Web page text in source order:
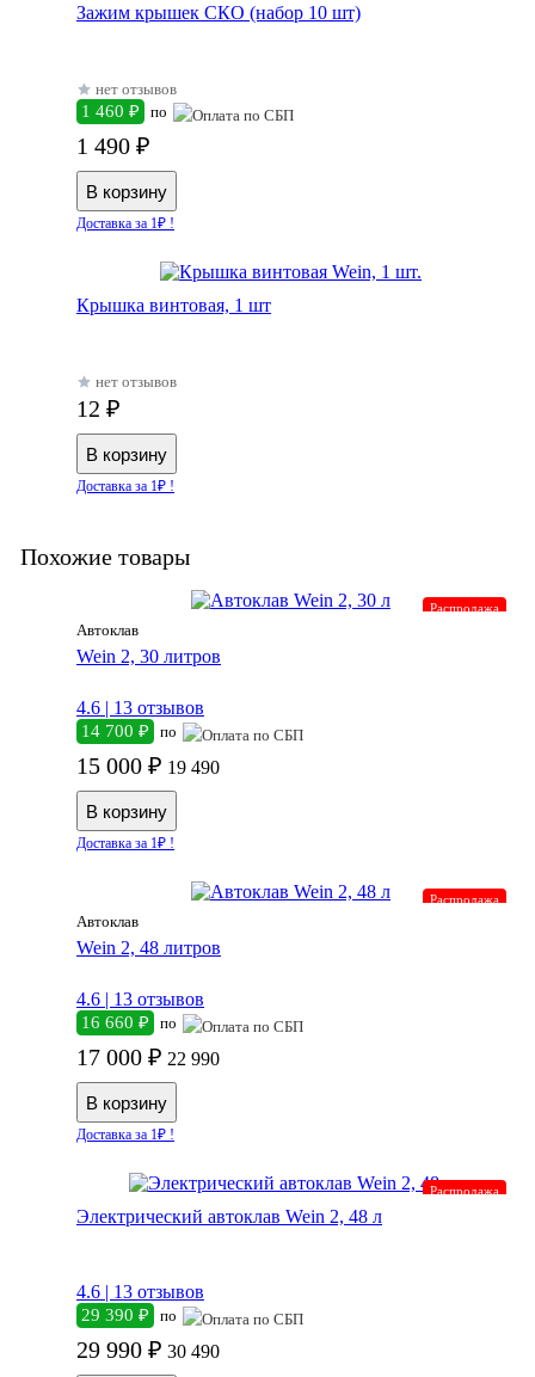
Зажим крышек СКО (набор 10 шт)
нет отзывов
1 460 ₽ по
1 490 ₽
Доставка за 1₽ !
Крышка винтовая, 1 шт
нет отзывов
12 ₽
Доставка за 1₽ !
Похожие товары
Распродажа
Автоклав
Wein 2, 30 литров
4.6 | 13 отзывов
14 700 ₽ по
15 000 ₽ 19 490
Доставка за 1₽ !
Распродажа
Автоклав
Wein 2, 48 литров
4.6 | 13 отзывов
16 660 ₽ по
17 000 ₽ 22 990
Доставка за 1₽ !
Распродажа
Электрический автоклав Wein 2, 48 л
4.6 | 13 отзывов
29 390 ₽ по
29 990 ₽ 30 490